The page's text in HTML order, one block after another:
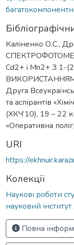
Каліненко О.С.,
Cd2+ і Mn2+ З
ВИКОРИСТАННЯМ
Друга
та аспірантів
(ХКЧ’10), 19 – 22
«Оперативна
URI
https://
Колекції
Наукові роботи
науковий інститут
Повна